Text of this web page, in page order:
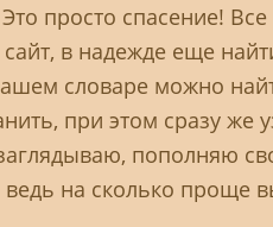
просто спасение!
в надежде еще
словаре можно
при этом сразу же
пополняю
на сколько проще